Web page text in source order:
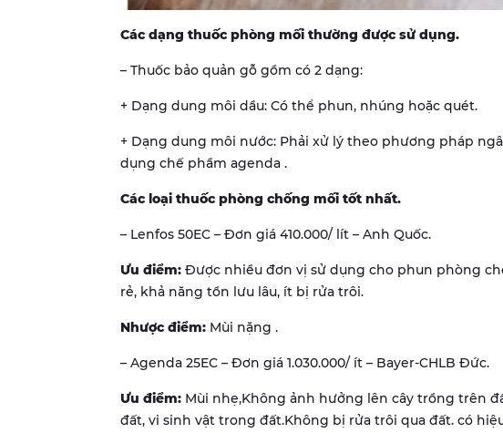
Các dạng thuốc phòng mối thường được sử dụng.
– Thuốc bảo quản gỗ gồm có 2 dạng:
+ Dạng dung môi dầu: Có thể phun, nhúng hoặc quét.
+ Dạng dung môi nước: Phải xử lý theo phương pháp
dụng chế phầm agenda .
Các loại thuốc phòng chống mối tốt nhất.
– Lenfos 50EC – Đơn giá 410.000/ lít – Anh Quốc.
Ưu điểm: Được nhiều đơn vị sử dụng cho phun phòng
rẻ, khả năng tồn lưu lâu, ít bị rửa trôi.
Nhược điểm: Mùi nặng .
– Agenda 25EC – Đơn giá 1.030.000/ ít – Bayer-CHLB Đức.
Ưu điểm: Mùi nhẹ,Không ảnh hưởng lên cây trồng trên
đất, vi sinh vật trong đất.Không bị rửa trôi qua đất. có